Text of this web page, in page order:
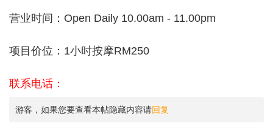
营业时间：Open Daily 10.00am - 11.00pm
项目价位：1小时按摩RM250
联系电话：
游客，如果您要查看本帖隐藏内容请回复